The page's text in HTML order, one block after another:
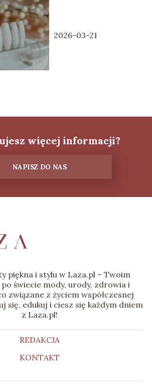
2026-03-21
więcej informacji?
NAPISZ DO NAS
piękna i stylu w Laza.pl – Twoim
świecie mody, urody, zdrowia i
związane z życiem współczesnej
się, edukuj i ciesz się każdym dniem
z Laza.pl!
REDAKCJA
KONTAKT